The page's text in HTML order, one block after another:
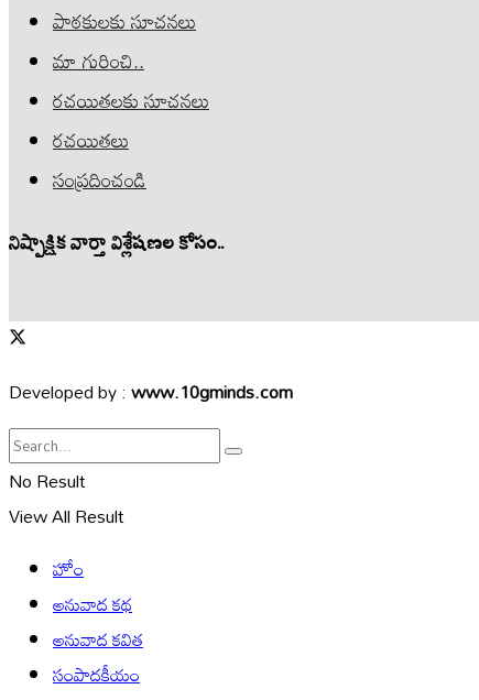
పాఠకులకు సూచనలు
మా గురించి..
రచయితలకు సూచనలు
రచయితలు
సంప్రదించండి
నిష్పాక్షిక వార్తా విశ్లేషణల కోసం..
Developed by :www.10gminds.com
No Result
View All Result
హోం
అనువాద కథ
అనువాద కవిత
సంపాదకీయం